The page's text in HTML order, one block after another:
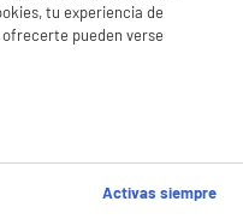
cortar el pelo
tu experiencia de
ofrecerte pueden verse
Activas siempre